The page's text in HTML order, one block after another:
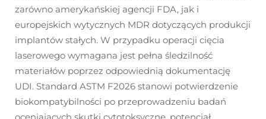
zarówno amerykańskiej agencji FDA, jak i
europejskich wytycznych MDR dotyczących produkcji
implantów stałych. W przypadku operacji cięcia
laserowego wymagana jest pełna śledzilność
materiałów poprzez odpowiednią dokumentację
UDI. Standard ASTM F2026 stanowi potwierdzenie
biokompatybilności po przeprowadzeniu badań